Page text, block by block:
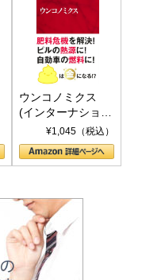
ウンコノミクス
(インターナショナ
ル新書)¥1,045（税込）